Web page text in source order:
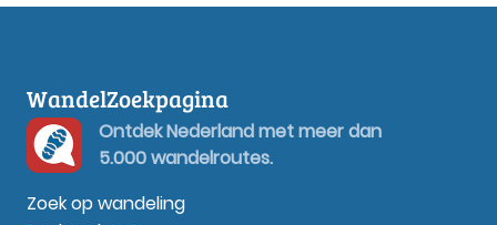
WandelZoekpagina
Ontdek Nederland met meer dan
5.000 wandelroutes.
Zoek op wandeling